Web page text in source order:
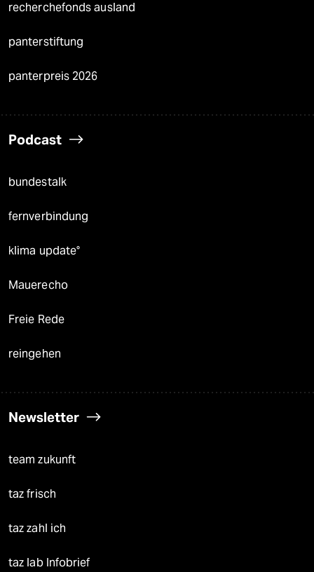
recherchefonds ausland
panterstiftung
panterpreis 2026
Podcast
bundestalk
fernverbindung
klima update°
Mauerecho
Freie Rede
reingehen
Newsletter
team zukunft
taz frisch
taz zahl ich
taz lab Infobrief